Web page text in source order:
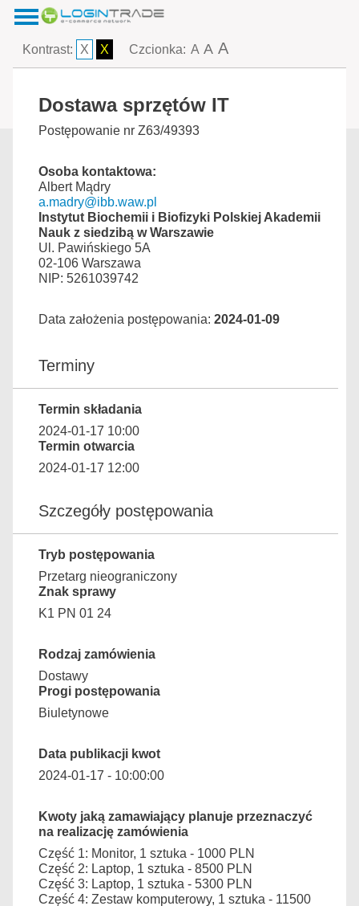
Kontrast: X X Czcionka: A A A
Dostawa sprzętów IT
Postępowanie nr Z63/49393
Osoba kontaktowa:
Albert Mądry
a.madry@ibb.waw.pl
Instytut Biochemii i Biofizyki Polskiej Akademii
Nauk z siedzibą w Warszawie
Ul. Pawińskiego 5A
02-106 Warszawa
NIP: 5261039742
Data założenia postępowania: 2024-01-09
Terminy
Termin składania
2024-01-17 10:00
Termin otwarcia
2024-01-17 12:00
Szczegóły postępowania
Tryb postępowania
Przetarg nieograniczony
Znak sprawy
K1 PN 01 24
Rodzaj zamówienia
Dostawy
Progi postępowania
Biuletynowe
Data publikacji kwot
2024-01-17 - 10:00:00
Kwoty jaką zamawiający planuje przeznaczyć
na realizację zamówienia
Część 1: Monitor, 1 sztuka - 1000 PLN
Część 2: Laptop, 1 sztuka - 8500 PLN
Część 3: Laptop, 1 sztuka - 5300 PLN
Część 4: Zestaw komputerowy, 1 sztuka - 11500